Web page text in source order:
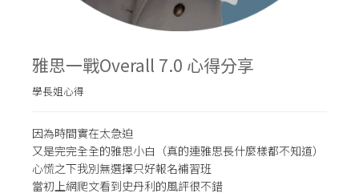
雅思一戰Overall 7.0 心得分享
學長姐心得
因為時間實在太急迫
又是完完全全的雅思小白（真的連雅思長什麼樣都不知道）
心慌之下我別無選擇只好報名補習班
當初上網爬文看到史丹利的風評很不錯